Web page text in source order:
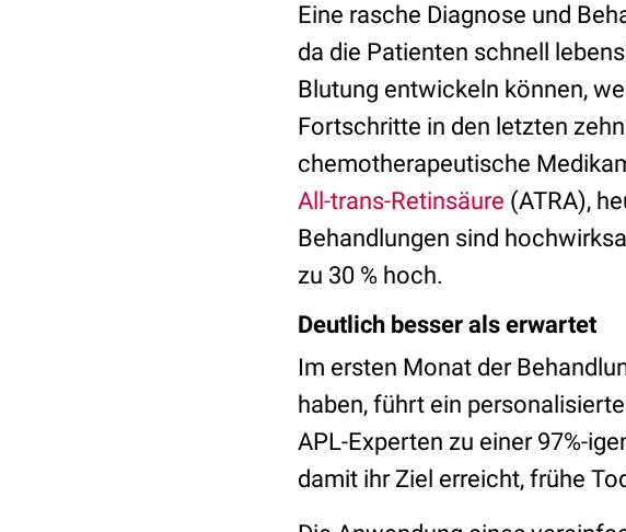
Eine rasche Diagnose und
da die Patienten schnell
Blutung entwickeln können,
Fortschritte in den letzten
chemotherapeutische
All-trans-Retinsäure (ATRA),
Behandlungen sind
zu 30 % hoch.
Deutlich besser als erwartet
Im ersten Monat der
haben, führt ein
APL-Experten zu einer 97%-
damit ihr Ziel erreicht, frühe